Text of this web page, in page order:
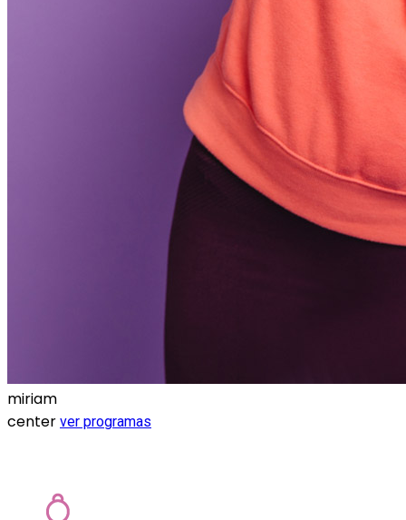
miriam
center ver programas